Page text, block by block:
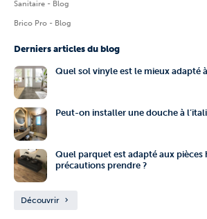
Sanitaire - Blog
Brico Pro - Blog
Derniers articles du blog
Quel sol vinyle est le mieux adapté
Peut-on installer une douche à
Quel parquet est adapté aux pièces
précautions prendre ?
Découvrir